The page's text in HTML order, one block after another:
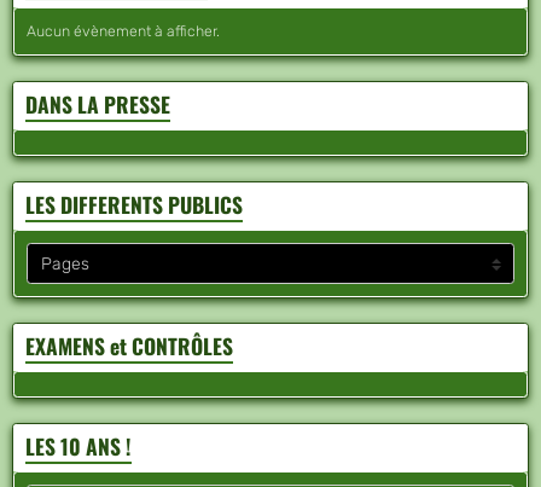
Aucun évènement à afficher.
DANS LA PRESSE
LES DIFFERENTS PUBLICS
EXAMENS et CONTRÔLES
LES 10 ANS !